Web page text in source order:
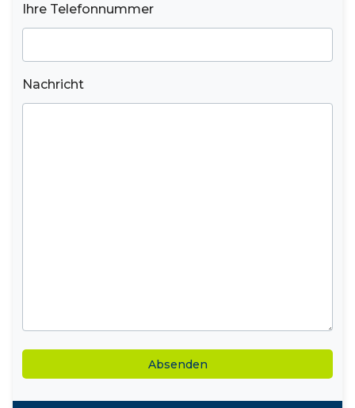
Ihre Telefonnummer
Nachricht
Alternative: